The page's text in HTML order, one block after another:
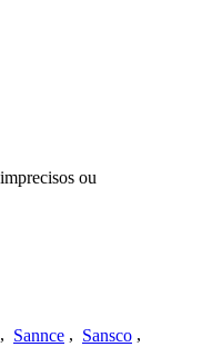
ou
, Sannce , Sansco ,